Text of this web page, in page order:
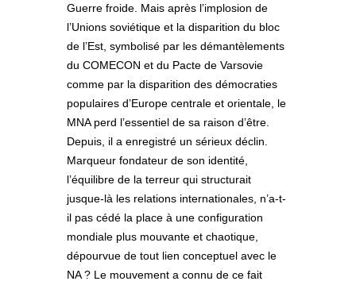
Guerre froide. Mais après l’implosion de
l’Unions soviétique et la disparition du bloc
de l’Est, symbolisé par les démantèlements
du COMECON et du Pacte de Varsovie
comme par la disparition des démocraties
populaires d’Europe centrale et orientale, le
MNA perd l’essentiel de sa raison d’être.
Depuis, il a enregistré un sérieux déclin.
Marqueur fondateur de son identité,
l’équilibre de la terreur qui structurait
jusque-là les relations internationales, n’a-t-
il pas cédé la place à une configuration
mondiale plus mouvante et chaotique,
dépourvue de tout lien conceptuel avec le
NA ? Le mouvement a connu de ce fait